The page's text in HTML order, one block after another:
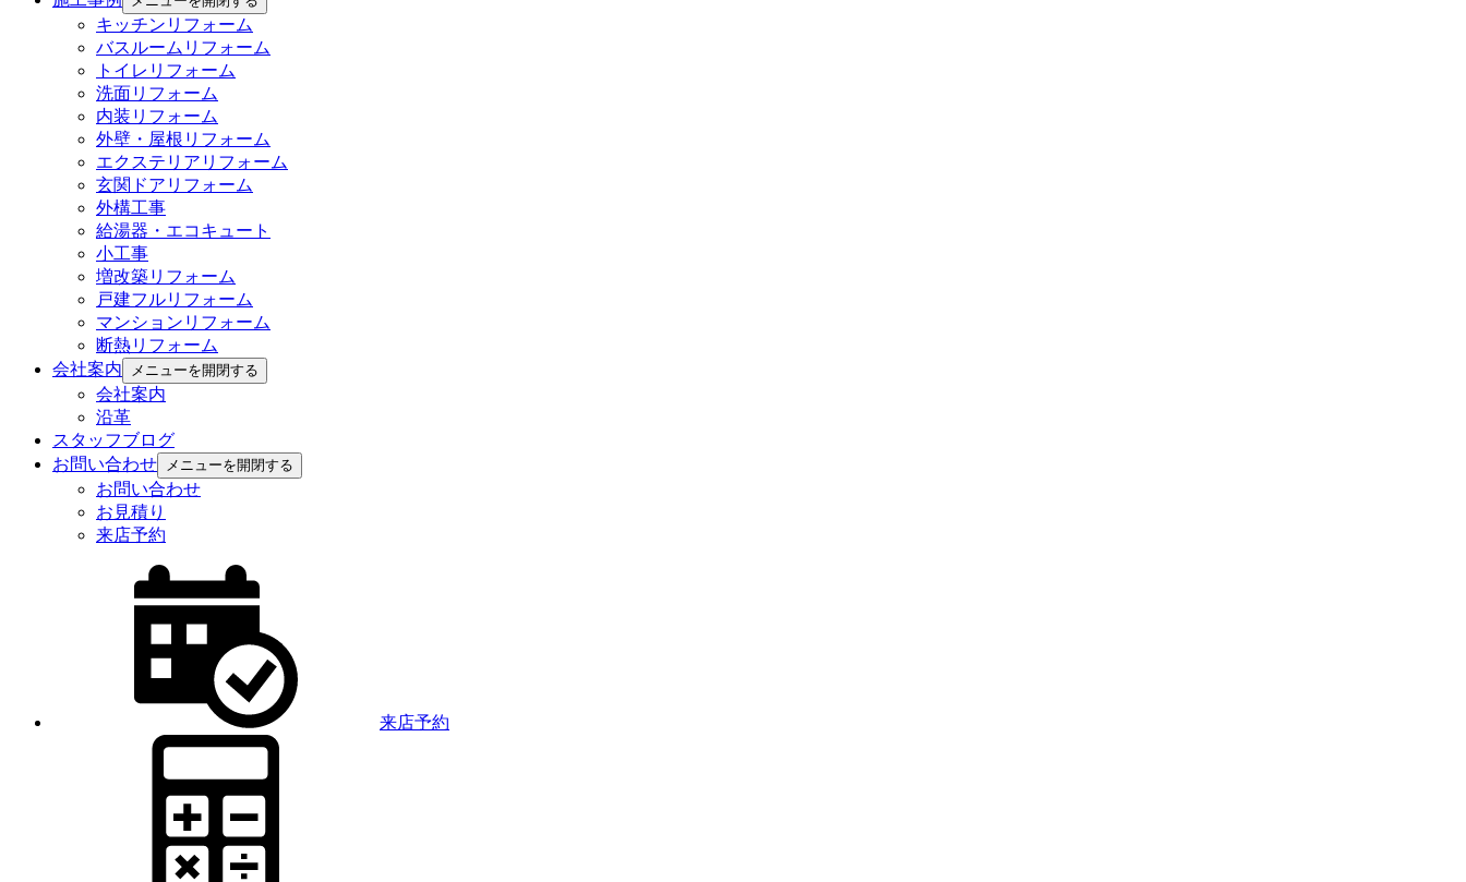
キッチンリフォーム
バスルームリフォーム
トイレリフォーム
洗面リフォーム
内装リフォーム
外壁・屋根リフォーム
エクステリアリフォーム
玄関ドアリフォーム
外構工事
給湯器・エコキュート
小工事
増改築リフォーム
戸建フルリフォーム
マンションリフォーム
断熱リフォーム
会社案内
メニューを開閉する
会社案内
沿革
スタッフブログ
お問い合わせ
メニューを開閉する
お問い合わせ
お見積り
来店予約
来店予約